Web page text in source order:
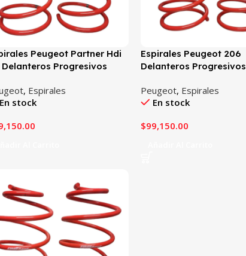
Peugeot Partner Hdi
Delanteros Progresivos
, Espirales
En stock
Espirales Peugeot 206
Delanteros Progresivos
Peugeot, Espirales
En stock
$99,150.00